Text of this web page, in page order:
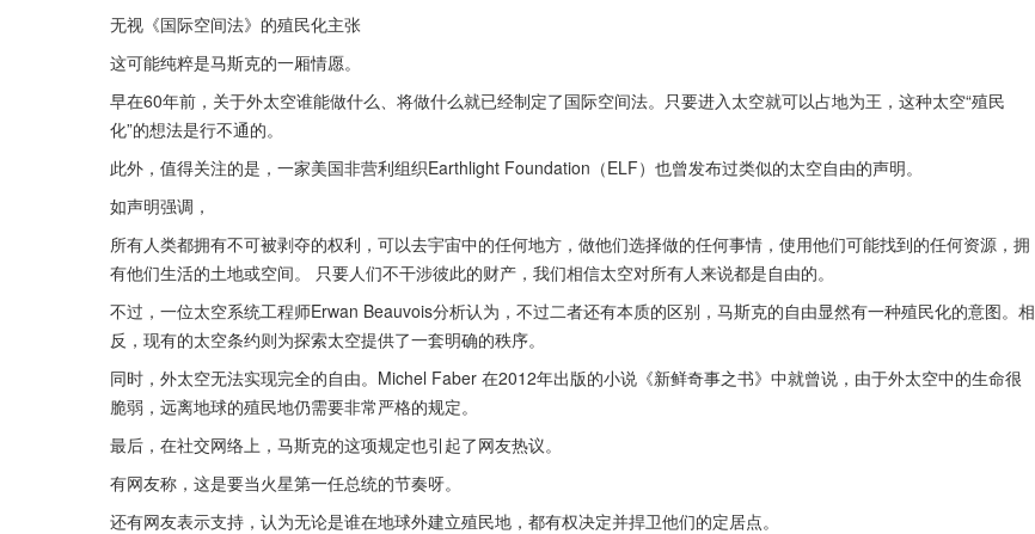
无视《国际空间法》的殖民化主张
这可能纯粹是马斯克的一厢情愿。
早在60年前，关于外太空谁能做什么、将做什么就已经制定了国际空间法。只要进入太空就可以占地为王，这种太空“殖民
化”的想法是行不通的。
此外，值得关注的是，一家美国非营利组织Earthlight Foundation（ELF）也曾发布过类似的太空自由的声明。
如声明强调，
所有人类都拥有不可被剥夺的权利，可以去宇宙中的任何地方，做他们选择做的任何事情，使用他们可能找到的任何资源，拥
有他们生活的土地或空间。 只要人们不干涉彼此的财产，我们相信太空对所有人来说都是自由的。
不过，一位太空系统工程师Erwan Beauvois分析认为，不过二者还有本质的区别，马斯克的自由显然有一种殖民化的意图。相
反，现有的太空条约则为探索太空提供了一套明确的秩序。
同时，外太空无法实现完全的自由。Michel Faber 在2012年出版的小说《新鲜奇事之书》中就曾说，由于外太空中的生命很
脆弱，远离地球的殖民地仍需要非常严格的规定。
最后，在社交网络上，马斯克的这项规定也引起了网友热议。
有网友称，这是要当火星第一任总统的节奏呀。
还有网友表示支持，认为无论是谁在地球外建立殖民地，都有权决定并捍卫他们的定居点。